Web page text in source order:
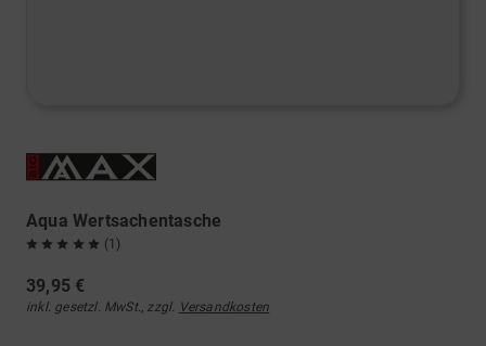
Aqua Wertsachentasche
(1)
39,95 €
inkl. gesetzl. MwSt., zzgl. Versandkosten